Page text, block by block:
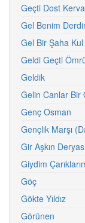
Geçti Dost
Gel Benim
Gel Bir Şaha
Geldi Geçti
Geldik
Gelin Canlar Bir
Genç Osman
Gençlik Marşı
Gir Aşkın
Giydim
Göç
Gökte Yıldız
Görünen